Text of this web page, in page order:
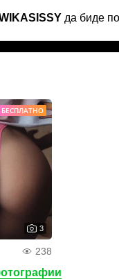
да биде
БЕСПЛАТНО
3
238